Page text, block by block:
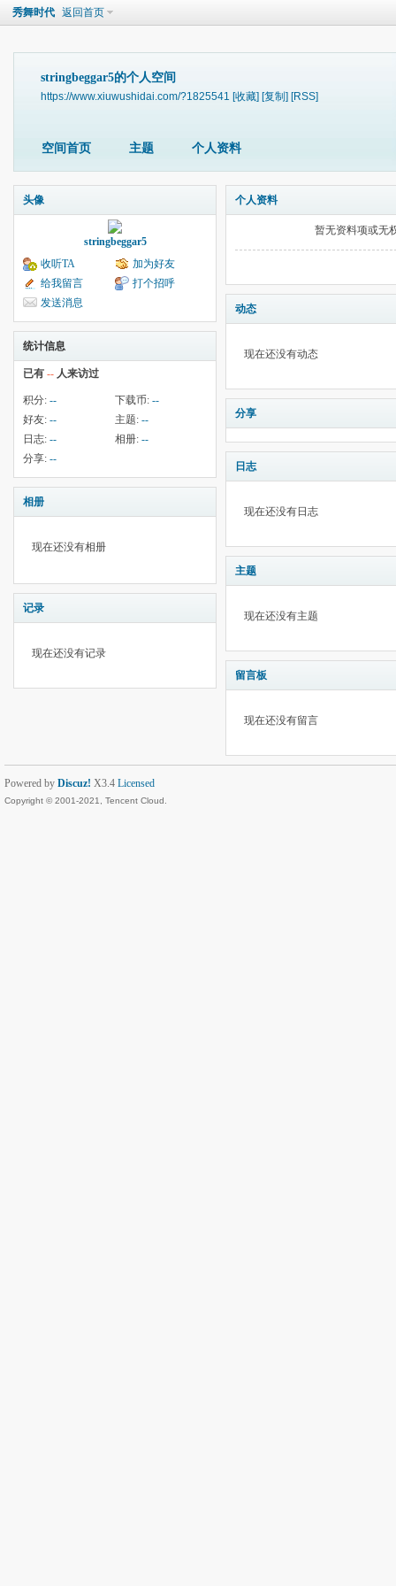
秀舞时代 返回首页
stringbeggar5的个人空间
https://www.xiuwushidai.com/?1825541 [收藏] [复制] [RSS]
空间首页 主题 个人资料
头像
stringbeggar5
收听TA
加为好友
给我留言
打个招呼
发送消息
统计信息
已有 -- 人来访过
积分: -- 下载币: --
好友: -- 主题: --
日志: -- 相册: --
分享: --
相册
现在还没有相册
记录
现在还没有记录
个人资料
暂无资料项或无
动态
现在还没有动态
分享
日志
现在还没有日志
主题
现在还没有主题
留言板
现在还没有留言
Powered by Discuz! X3.4 Licensed
Copyright © 2001-2021, Tencent Cloud.